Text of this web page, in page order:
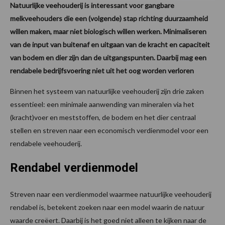
Natuurlijke veehouderij is interessant voor gangbare
melkveehouders die een (volgende) stap richting duurzaamheid
willen maken, maar niet biologisch willen werken. Minimaliseren
van de input van buitenaf en uitgaan van de kracht en capaciteit
van bodem en dier zijn dan de uitgangspunten. Daarbij mag een
rendabele bedrijfsvoering niet uit het oog worden verloren
Binnen het systeem van natuurlijke veehouderij zijn drie zaken
essentieel: een minimale aanwending van mineralen via het
(kracht)voer en meststoffen, de bodem en het dier centraal
stellen en streven naar een economisch verdienmodel voor een
rendabele veehouderij.
Rendabel verdienmodel
Streven naar een verdienmodel waarmee natuurlijke veehouderij
rendabel is, betekent zoeken naar een model waarin de natuur
waarde creëert. Daarbij is het goed niet alleen te kijken naar de